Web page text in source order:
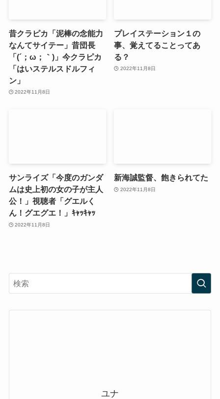
昔クラピカ「泥棒の念能力
なんてサイテー」昔団長
「(´；ω；｀)」今クラピカ
「はいステルスドルフィ
ン」
2022年11月8日
プレイステーション１の
事、覚えてることってあ
る？
2022年11月8日
サンライズ「今度のガンダ
ムは史上初の女の子が主人
公！」視聴者「グエルく
ん！グエグエ！」ｷｬｯｷｬｯ
2022年11月8日
新海誠監督、飽きられてた
2022年11月8日
ユナ